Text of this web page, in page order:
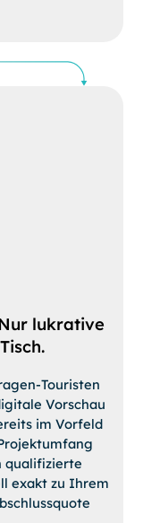
lukrative
Touristen
Vorschau
im Vorfeld
qualifizierte
exakt zu Ihrem